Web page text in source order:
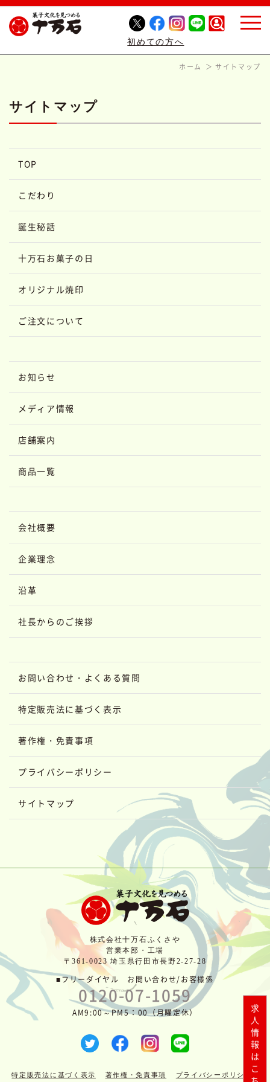
初めての方へ
ホーム サイトマップ
サイトマップ
TOP
こだわり
誕生秘話
十万石お菓子の日
オリジナル焼印
ご注文について
お知らせ
メディア情報
店舗案内
商品一覧
会社概要
企業理念
沿革
社長からのご挨拶
お問い合わせ・よくある質問
特定販売法に基づく表示
著作権・免責事項
プライバシーポリシー
サイトマップ
求人情報はこちら
株式会社十万石ふくさや
営業本部・工場
〒361-0023 埼玉県行田市長野2-27-28
■フリーダイヤル お問い合わせ/お客様係
0120-07-1059
AM9:00～PM5：00（月曜定休）
特定販売法に基づく表示 著作権・免責事項 プライバシーポリシー